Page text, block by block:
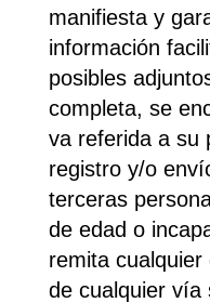
manifiesta y
información
posibles
completa, se
va referida a su
registro y/o
terceras
de edad o
remita
de cualquier vía